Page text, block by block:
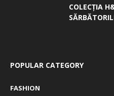
COLECȚIA
POPULAR CATEGORY
FASHION